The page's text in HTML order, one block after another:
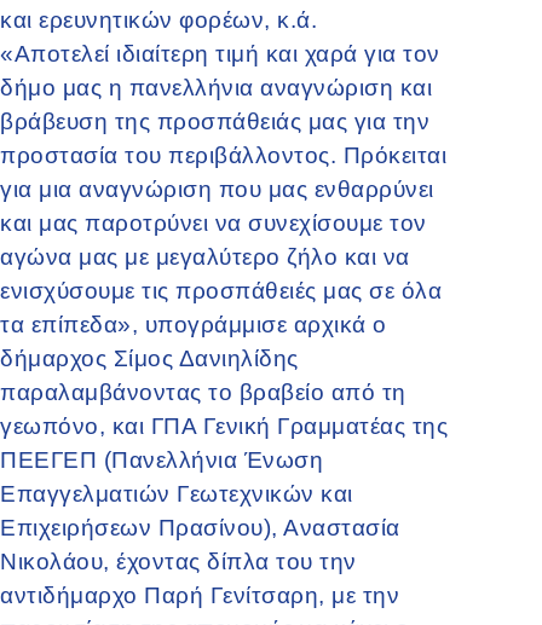
και ερευνητικών φορέων, κ.ά.
«Αποτελεί ιδιαίτερη τιμή και χαρά για τον
δήμο μας η πανελλήνια αναγνώριση και
βράβευση της προσπάθειάς μας για την
προστασία του περιβάλλοντος. Πρόκειται
για μια αναγνώριση που μας ενθαρρύνει
και μας παροτρύνει να συνεχίσουμε τον
αγώνα μας με μεγαλύτερο ζήλο και να
ενισχύσουμε τις προσπάθειές μας σε όλα
τα επίπεδα», υπογράμμισε αρχικά ο
δήμαρχος Σίμος Δανιηλίδης
παραλαμβάνοντας το βραβείο από τη
γεωπόνο, και ΓΠΑ Γενική Γραμματέας της
ΠΕΕΓΕΠ (Πανελλήνια Ένωση
Επαγγελματιών Γεωτεχνικών και
Επιχειρήσεων Πρασίνου), Αναστασία
Νικολάου, έχοντας δίπλα του την
αντιδήμαρχο Παρή Γενίτσαρη, με την